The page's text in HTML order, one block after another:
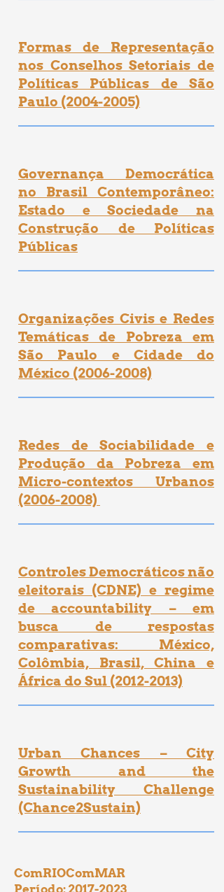
Formas de Representação
nos Conselhos Setoriais de
Políticas Públicas de São
Paulo (2004-2005)
Governança Democrática
no Brasil Contemporâneo:
Estado e Sociedade na
Construção de Políticas
Públicas
Organizações Civis e Redes
Temáticas de Pobreza em
São Paulo e Cidade do
México (2006-2008)
Redes de Sociabilidade e
Produção da Pobreza em
Micro-contextos Urbanos
(2006-2008)
Controles Democráticos não
eleitorais (CDNE) e regime
de accountability – em
busca de respostas
comparativas: México,
Colômbia, Brasil, China e
África do Sul (2012-2013)
Urban Chances – City
Growth and the
Sustainability Challenge
(Chance2Sustain)
ComRIOComMAR
Período: 2017-2023